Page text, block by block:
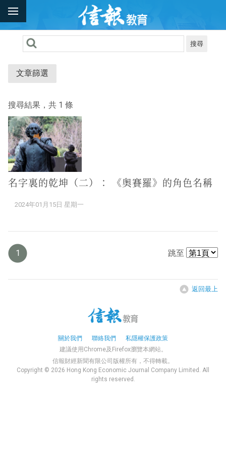
搜尋
文章篩選
搜尋結果，共 1 條
名字裏的乾坤（二）： 《奧賽羅》的角色名稱
2024年01月15日 星期一
1 跳至
返回最上
關於我們 聯絡我們
私隱權保護政策
建議使用Chrome及Firefox瀏覽本網站。
信報財經新聞有限公司版權所有，不得轉載。
Copyright © 2026 Hong Kong Economic Journal Company Limited. All
rights reserved.